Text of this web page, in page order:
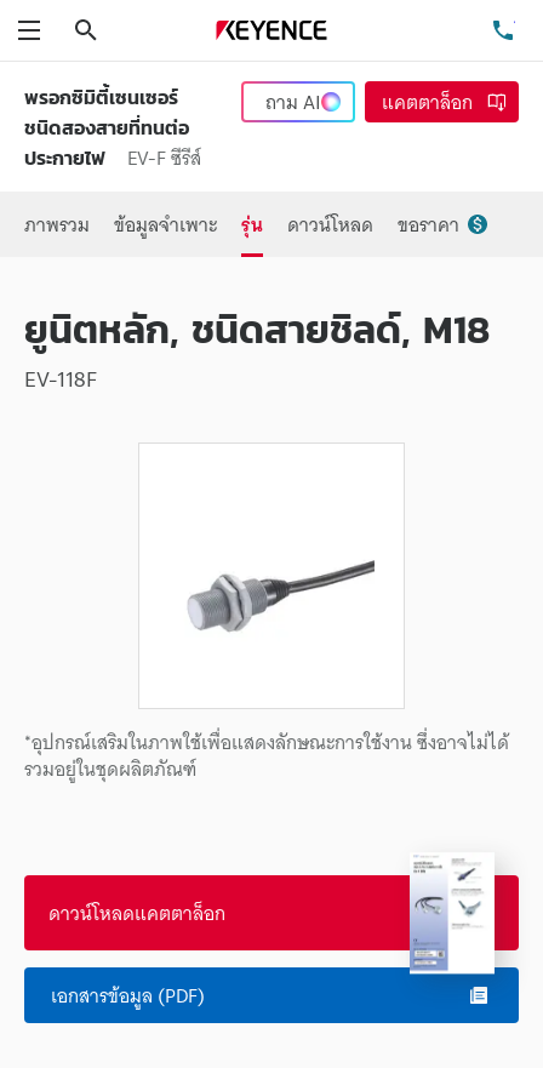
พรอกซิมิตี้เซนเซอร์
ชนิดสองสายที่ทนต่อ
ประกายไฟ
EV-F ซีรีส์
ถามAI แคตตาล็อก
ภาพรวม ข้อมูลจำเพาะ รุ่น ดาวน์โหลด ขอราคา
ยูนิตหลัก, ชนิดสายชิลด์, M18
EV-118F
*อุปกรณ์เสริมในภาพใช้เพื่อแสดงลักษณะการใช้งาน ซึ่งอาจไม่ได้
รวมอยู่ในชุดผลิตภัณฑ์
ดาวน์โหลดแคตตาล็อก
เอกสารข้อมูล (PDF)